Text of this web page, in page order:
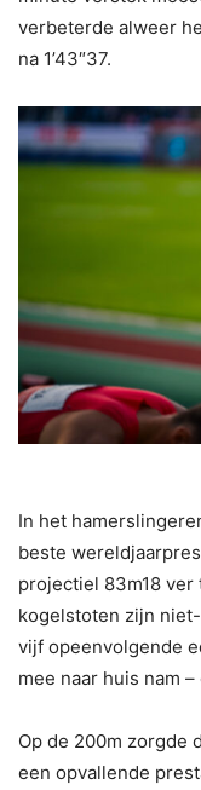
verbeterde alweer
na 1’43″37.
In het
beste
projectiel 83m18 ver
kogelstoten zijn
vijf opeenvolgende
mee naar huis nam
Op de 200m zorgde
een opvallende